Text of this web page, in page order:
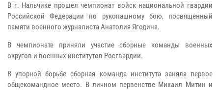
В г. Нальчике прошел чемпионат войск национальной гвардии
Российской Федерации по рукопашному бою, посвященный
памяти военного журналиста Анатолия Ягодина.
В чемпионате приняли участие сборные команды военных
округов и военных институтов Росгвардии.
В упорной борьбе сборная команда института заняла первое
общекомандное место. В личном первенстве Михаил Митин и